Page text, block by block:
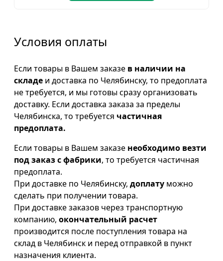
Условия оплаты
Если товары в Вашем заказе в наличии на
складе и доставка по Челябинску, то предоплата
не требуется, и мы готовы сразу организовать
доставку. Если доставка заказа за пределы
Челябинска, то требуется частичная
предоплата.
Если товары в Вашем заказе необходимо везти
под заказ с фабрики, то требуется частичная
предоплата.
При доставке по Челябинску, доплату можно
сделать при получении товара.
При доставке заказов через транспортную
компанию, окончательный расчет
производится после поступления товара на
склад в Челябинск и перед отправкой в пункт
назначения клиента.